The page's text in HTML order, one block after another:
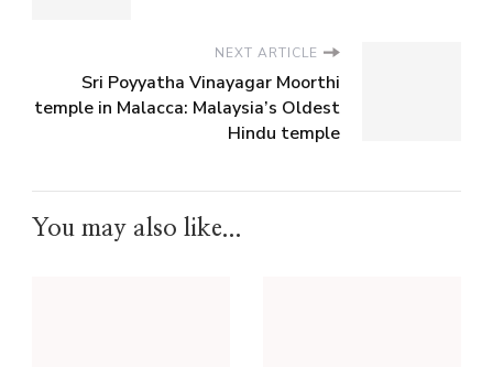
NEXT ARTICLE
Sri Poyyatha Vinayagar Moorthi
temple in Malacca: Malaysia’s Oldest
Hindu temple
You may also like...